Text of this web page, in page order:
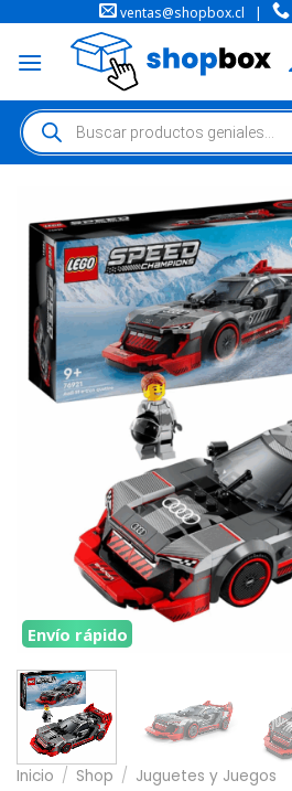
ventas@shopbox.cl |
Envío rápido
Inicio / Shop / Juguetes y Juegos